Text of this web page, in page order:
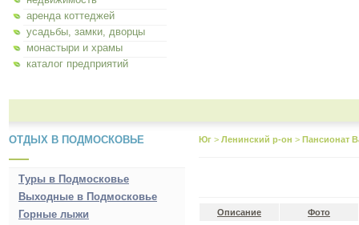
аренда коттеджей
усадьбы, замки, дворцы
монастыри и храмы
каталог предприятий
ОТДЫХ В ПОДМОСКОВЬЕ
Туры в Подмосковье
Выходные в Подмосковье
Горные лыжи
Юг > Ленинский р-он > Пансионат
Описание Фото